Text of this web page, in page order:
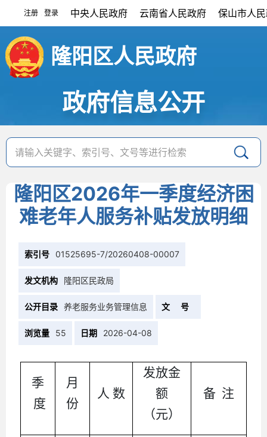
注册 登录 中央人民政府 云南省人民政府 保山市人
隆阳区人民政府
政府信息公开
隆阳区2026年一季度经济困
难老年人服务补贴发放明细
索引号 01525695-7/20260408-00007
发文机构 隆阳区民政局
公开目录 养老服务业务管理信息 文 号
浏览量 55 日期 2026-04-08
季
度
月
份
人 数
发放金
额
（元）
备 注